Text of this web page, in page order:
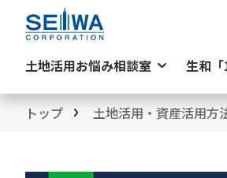
土地活用お悩み相談室 生和「
トップ 土地活用・資産活用方